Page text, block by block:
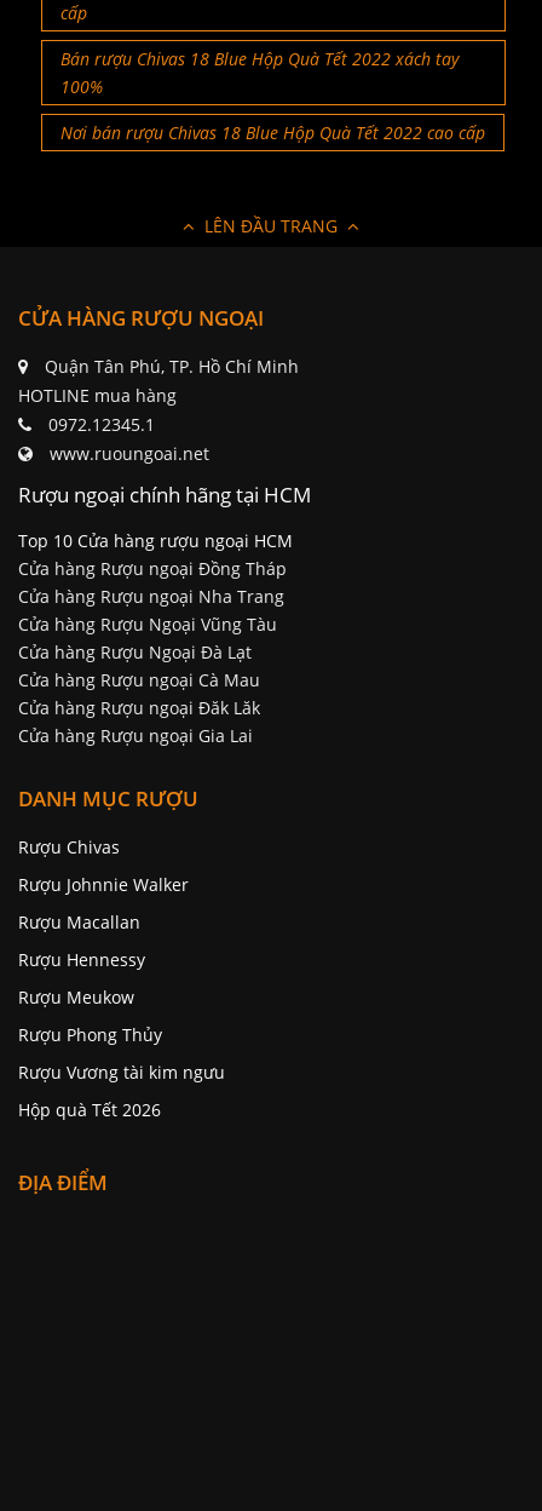
cấp
Bán rượu Chivas 18 Blue Hộp Quà Tết 2022 xách tay
100%
Nơi bán rượu Chivas 18 Blue Hộp Quà Tết 2022 cao cấp
LÊN ĐẦU TRANG
CỬA HÀNG RƯỢU NGOẠI
Quận Tân Phú, TP. Hồ Chí Minh
HOTLINE mua hàng
0972.12345.1
www.ruoungoai.net
Rượu ngoại chính hãng tại HCM
Top 10 Cửa hàng rượu ngoại HCM
Cửa hàng Rượu ngoại Đồng Tháp
Cửa hàng Rượu ngoại Nha Trang
Cửa hàng Rượu Ngoại Vũng Tàu
Cửa hàng Rượu Ngoại Đà Lạt
Cửa hàng Rượu ngoại Cà Mau
Cửa hàng Rượu ngoại Đăk Lăk
Cửa hàng Rượu ngoại Gia Lai
DANH MỤC RƯỢU
Rượu Chivas
Rượu Johnnie Walker
Rượu Macallan
Rượu Hennessy
Rượu Meukow
Rượu Phong Thủy
Rượu Vương tài kim ngưu
Hộp quà Tết 2026
ĐỊA ĐIỂM